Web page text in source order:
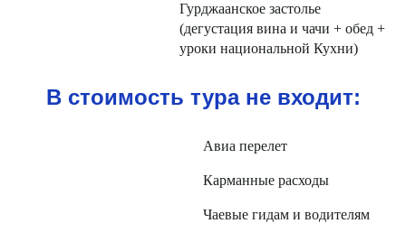
Гурджаанское застолье
(дегустация вина и чачи + обед +
уроки национальной Кухни)
В стоимость тура не входит:
Авиа перелет
Карманные расходы
Чаевые гидам и водителям